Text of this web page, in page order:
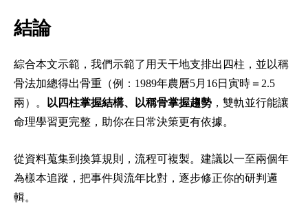
結論
綜合本文示範，我們示範了用天干地支排出四柱，並以稱
骨法加總得出骨重（例：1989年農曆5月16日寅時＝2.5
兩）。 以四柱掌握結構、以稱骨掌握趨勢 ，雙軌並行能讓
命理學習更完整，助你在日常決策更有依據。
從資料蒐集到換算規則，流程可複製。建議以一至兩個年
為樣本追蹤，把事件與流年比對，逐步修正你的研判邏
輯。